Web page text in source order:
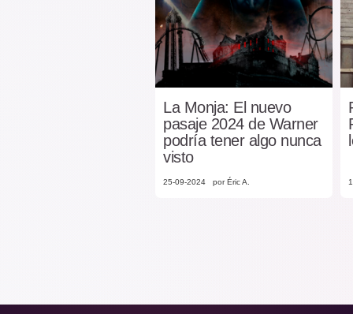
La Monja: El nuevo
pasaje 2024 de Warner
podría tener algo nunca
visto
25-09-2024 por Éric A.